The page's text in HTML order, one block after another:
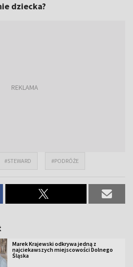
dziecka?
#STEWARD #PODRÓŻE
Marek Krajewski odkrywa jedną z
najciekawszych miejscowości Dolnego
Śląska